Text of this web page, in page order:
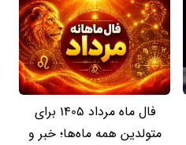
فال ماه مرداد 1405 برای
متولدین همه ماه‌ها؛ خبر و